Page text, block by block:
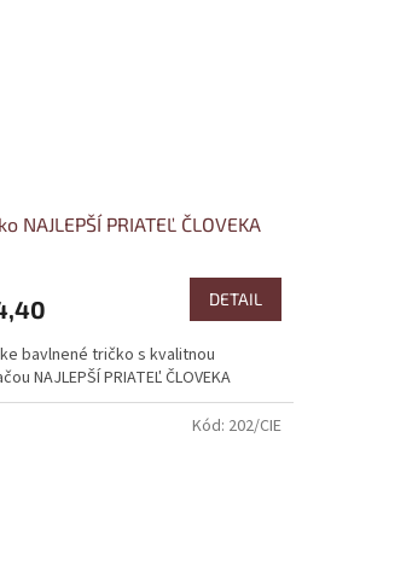
NAJLEPŠÍ PRIATEĽ ČLOVEKA
DETAIL
bavlnené tričko s kvalitnou
NAJLEPŠÍ PRIATEĽ ČLOVEKA
Kód: 202/CIE